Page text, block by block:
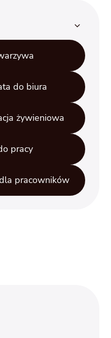
do biura
żywieniowa
pracy
pracowników